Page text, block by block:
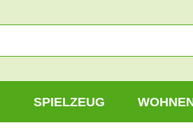
SPIELZEUG